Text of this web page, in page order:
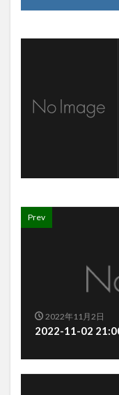
Prev
2022年11月2日
2022-11-02